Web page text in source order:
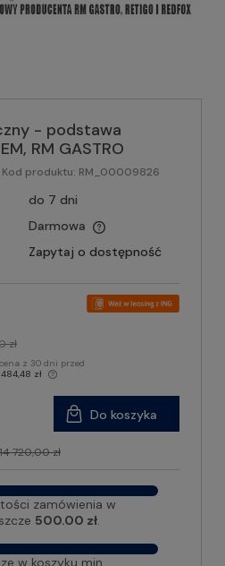
- podstawa
RM GASTRO
Kod produktu: RM_00009826
do 7 dni
Darmowa
Zapytaj o dostępność
zł
z 30 dni przed
484,48 zł
14 720,00 zł
Do koszyka
zamówienia w
500.00 zł
w koszyku min.